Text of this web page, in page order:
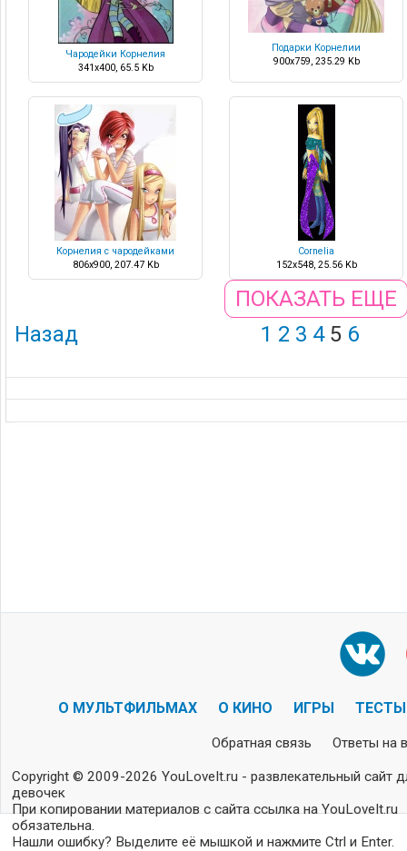
Чародейки Корнелия
341x400, 65.5 Kb
Подарки Корнелии
900x759, 235.29 Kb
Корнелия с чародейками
806x900, 207.47 Kb
Cornelia
152x548, 25.56 Kb
ПОКАЗАТЬ ЕЩЕ
Назад
1 2 3 4 5 6
О МУЛЬТФИЛЬМАХ О КИНО ИГРЫ ТЕСТЫ
Обратная связь Ответы на
Copyright © 2009-2026 YouLoveIt.ru - развлекательный сайт
девочек
При копировании материалов с сайта ссылка на YouLoveIt.ru
обязательна.
Нашли ошибку? Выделите её мышкой и нажмите Ctrl и Enter.